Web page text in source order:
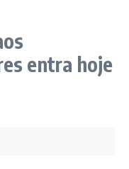
entra hoje